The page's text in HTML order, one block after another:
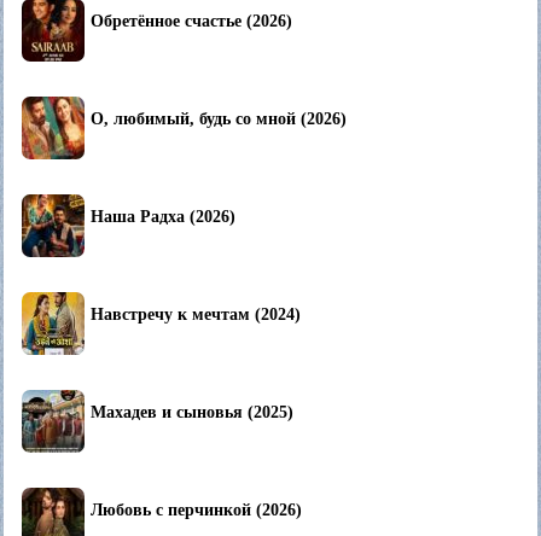
Обретённое счастье (2026)
О, любимый, будь со мной (2026)
Наша Радха (2026)
Навстречу к мечтам (2024)
Махадев и сыновья (2025)
Любовь с перчинкой (2026)